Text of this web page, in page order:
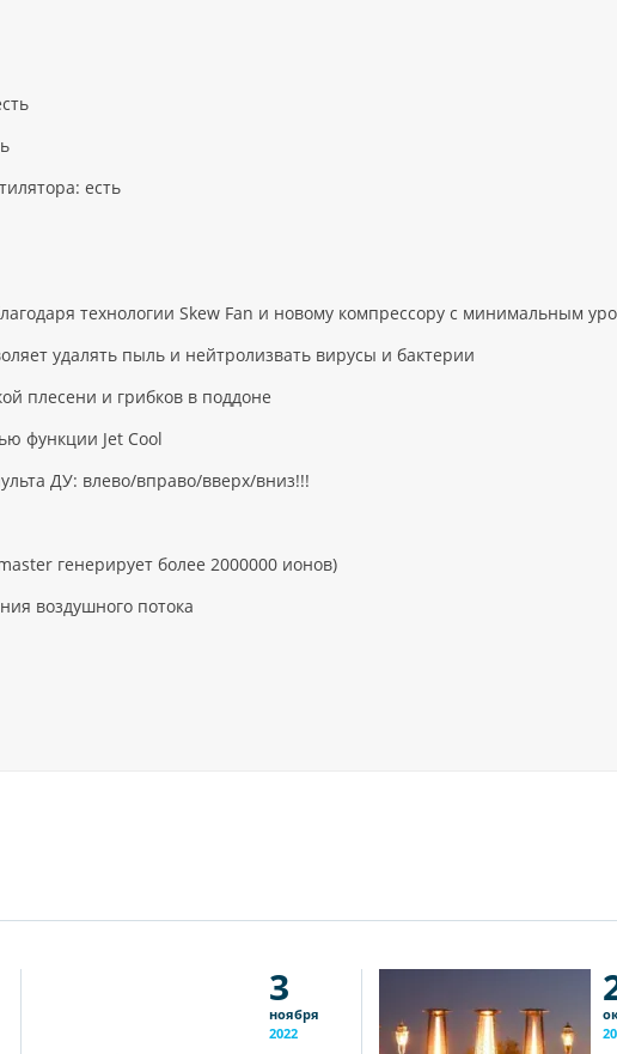
есть
технологии Skew Fan и новому компрессору с минимальным
удалять пыль и нейтролизвать вирусы и бактерии
плесени и грибков в поддоне
функции Jet Cool
ДУ: влево/вправо/вверх/вниз!!!
генерирует более 2000000 ионов)
воздушного потока
3
ноября
2022